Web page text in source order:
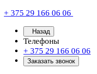
+ 375 29 166 06 06
Назад
Телефоны
+ 375 29 166 06 06
Заказать звонок